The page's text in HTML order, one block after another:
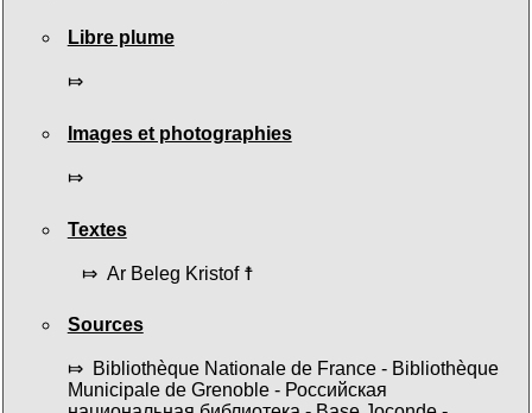
Libre plume
⤇
Images et photographies
⤇
Textes
⤇ Ar Beleg Kristof ☨
Sources
⤇ Bibliothèque Nationale de France - Bibliothèque
Municipale de Grenoble - Российская